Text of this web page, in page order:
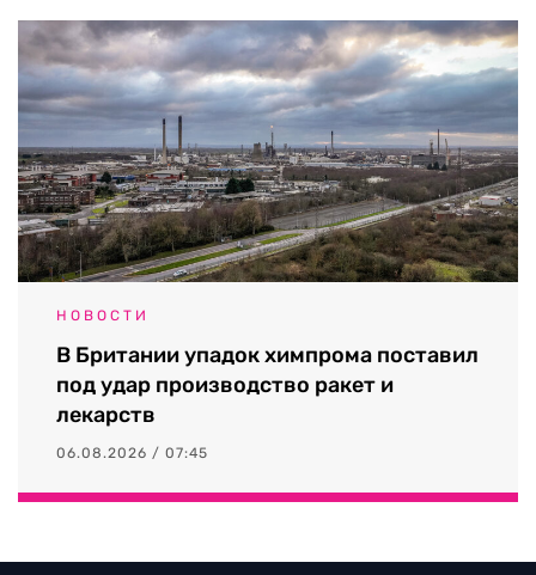
НОВОСТИ
В Британии упадок химпрома поставил
под удар производство ракет и
лекарств
06.08.2026 / 07:45